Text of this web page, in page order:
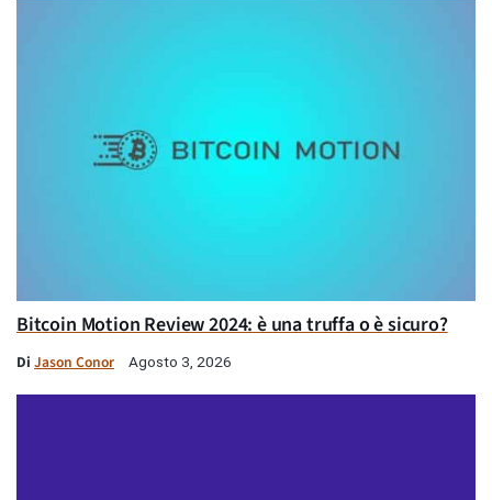
Bitcoin Motion Review 2024: è una truffa o è sicuro?
Di Jason Conor Agosto 3, 2026